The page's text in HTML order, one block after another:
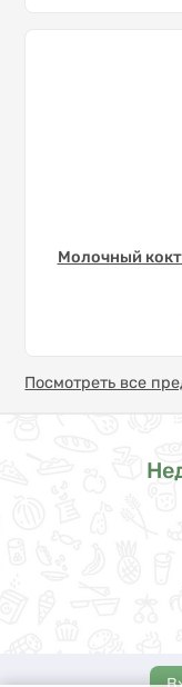
Молочный
Посмотреть все